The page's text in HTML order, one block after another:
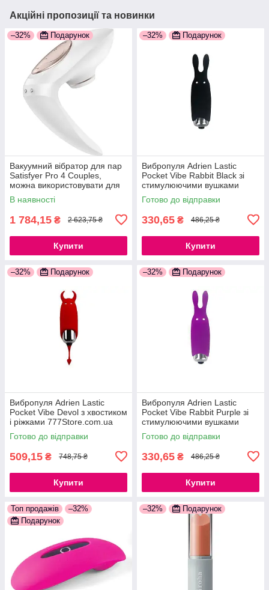
Акційні пропозиції та новинки
–32% Подарунок
Вакуумний вібратор для пар
Satisfyer Pro 4 Couples,
можна використовувати для
сексу у парі 777Store.com.ua
В наявності
1 784,15 ₴ 2 623,75 ₴
Купити
–32% Подарунок
Вибропуля Adrien Lastic
Pocket Vibe Rabbit Black зі
стимулюючими вушками
777Store.com.ua
Готово до відправки
330,65 ₴ 486,25 ₴
Купити
–32% Подарунок
Вибропуля Adrien Lastic
Pocket Vibe Devol з хвостиком
і ріжками 777Store.com.ua
Готово до відправки
509,15 ₴ 748,75 ₴
Купити
–32% Подарунок
Вибропуля Adrien Lastic
Pocket Vibe Rabbit Purple зі
стимулюючими вушками
777Store.com.ua
Готово до відправки
330,65 ₴ 486,25 ₴
Купити
Топ продажів
–32%
Подарунок
–32% Подарунок